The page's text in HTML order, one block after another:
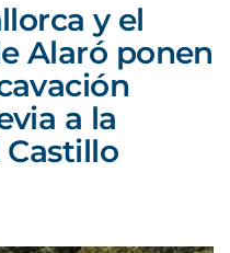
y el
Alaró ponen
a la